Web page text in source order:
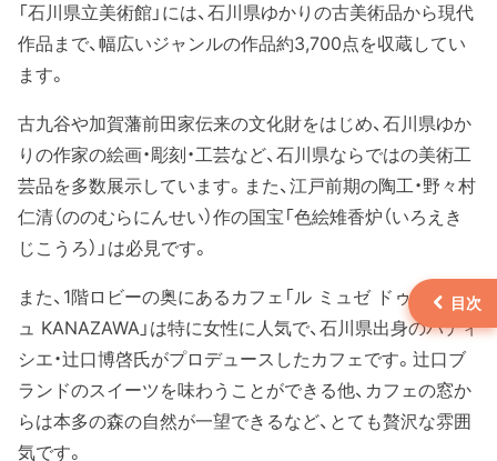
「石川県立美術館」には、石川県ゆかりの古美術品から現代
作品まで、幅広いジャンルの作品約3,700点を収蔵してい
ます。
古九谷や加賀藩前田家伝来の文化財をはじめ、石川県ゆか
りの作家の絵画・彫刻・工芸など、石川県ならではの美術工
芸品を多数展示しています。また、江戸前期の陶工・野々村
仁清（ののむらにんせい）作の国宝「色絵雉香炉（いろえき
じこうろ）」は必見です。
また、1階ロビーの奥にあるカフェ「ル ミュゼ ドゥ アッシ
ュ KANAZAWA」は特に女性に人気で、石川県出身のパティ
シエ・辻口博啓氏がプロデュースしたカフェです。辻口ブ
ランドのスイーツを味わうことができる他、カフェの窓か
らは本多の森の自然が一望できるなど、とても贅沢な雰囲
気です。